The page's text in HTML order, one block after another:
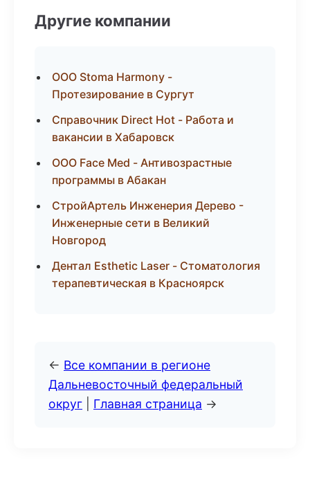
Другие компании
ООО Stoma Harmony -
Протезирование в Сургут
Справочник Direct Hot - Работа и
вакансии в Хабаровск
ООО Face Med - Антивозрастные
программы в Абакан
СтройАртель Инженерия Дерево -
Инженерные сети в Великий
Новгород
Дентал Esthetic Laser - Стоматология
терапевтическая в Красноярск
← Все компании в регионе
Дальневосточный федеральный
округ
Главная страница →